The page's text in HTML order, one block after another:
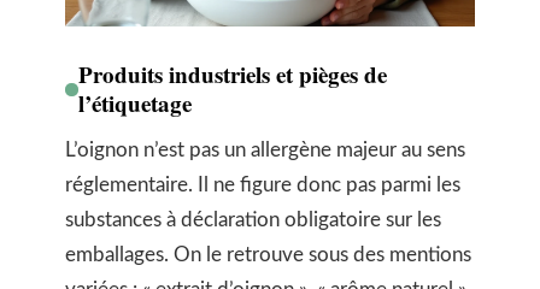
Produits industriels et pièges de
l’étiquetage
L’oignon n’est pas un allergène majeur au sens
réglementaire. Il ne figure donc pas parmi les
substances à déclaration obligatoire sur les
emballages. On le retrouve sous des mentions